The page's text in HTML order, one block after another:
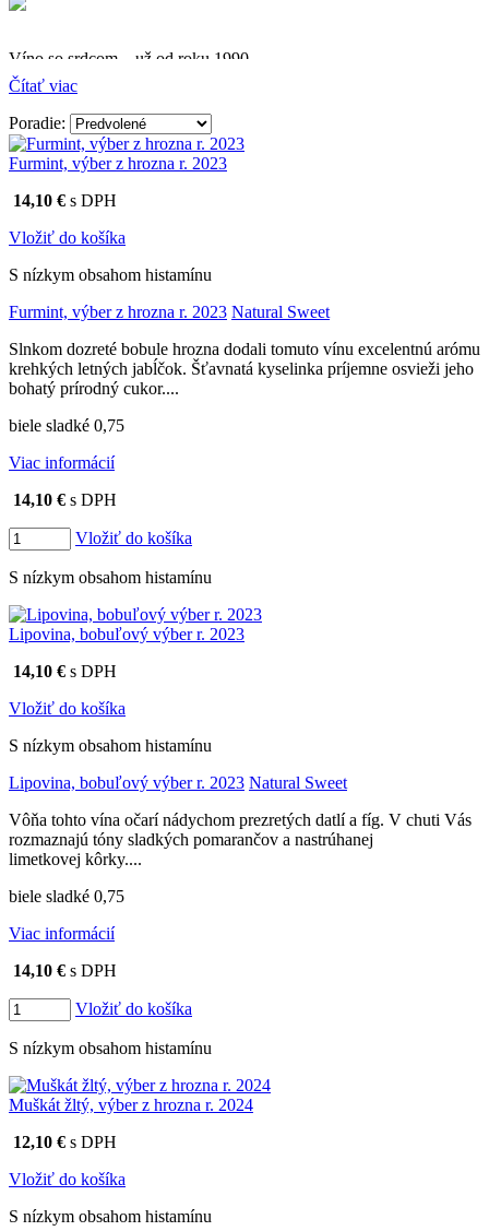
Víno so srdcom – už od roku 1990
Firma Ostrožovič je najstaršou privátnou firmou na
slovenskom Tokaji.
Vyrábame kvalitné odrodové a výberové vína. Ako prví sme
priniesli na slovenský trh sólo spracované vína z tokajských odrôd
Furmint, Lipovina a Muškát žltý reduktívnou technológiou. Hrozno
spracúvame najmodernejšími technológiami, vrátane riadenej
fermentácie.
Čítať viac
Poradie:
Furmint, výber z hrozna r. 2023
14,10 € s DPH
Vložiť do košíka
S nízkym obsahom histamínu
Furmint, výber z hrozna r. 2023 Natural Sweet
Slnkom dozreté bobule hrozna dodali tomuto vínu excelentnú arómu
krehkých letných jabĺčok. Šťavnatá kyselinka príjemne osvieži jeho
bohatý prírodný cukor....
biele sladké 0,75
Viac informácií
14,10 € s DPH
Vložiť do košíka
S nízkym obsahom histamínu
Lipovina, bobuľový výber r. 2023
14,10 € s DPH
Vložiť do košíka
S nízkym obsahom histamínu
Lipovina, bobuľový výber r. 2023 Natural Sweet
Vôňa tohto vína očarí nádychom prezretých datlí a fíg. V chuti Vás
rozmaznajú tóny sladkých pomarančov a nastrúhanej
limetkovej kôrky....
biele sladké 0,75
Viac informácií
14,10 € s DPH
Vložiť do košíka
S nízkym obsahom histamínu
Muškát žltý, výber z hrozna r. 2024
12,10 € s DPH
Vložiť do košíka
S nízkym obsahom histamínu